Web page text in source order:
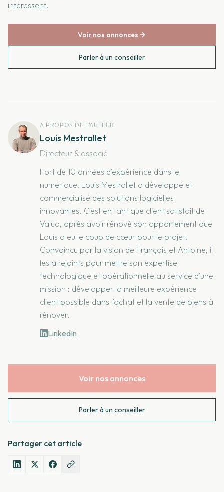
intéressent.
Voir nos annonces
Parler à un conseiller
A PROPOS DE L'AUTEUR
Louis Mestrallet
Directeur & associé
Fort de 10 années d'expérience dans le
numérique, Louis Mestrallet a développé et
commercialisé des solutions logicielles
innovantes. C'est en tant que client satisfait de
Valuo, après avoir rénové son appartement que
Louis a eu le coup de cœur pour le projet.
Convaincu par la vision de François et Antoine, il
les a rejoints pour mettre son expertise
technologique et opérationnelle au service d'une
mission : développer la meilleure expérience
client possible dans l'achat et la vente de biens à
rénover.
LinkedIn
Voir nos annonces
Parler à un conseiller
Partager cet article